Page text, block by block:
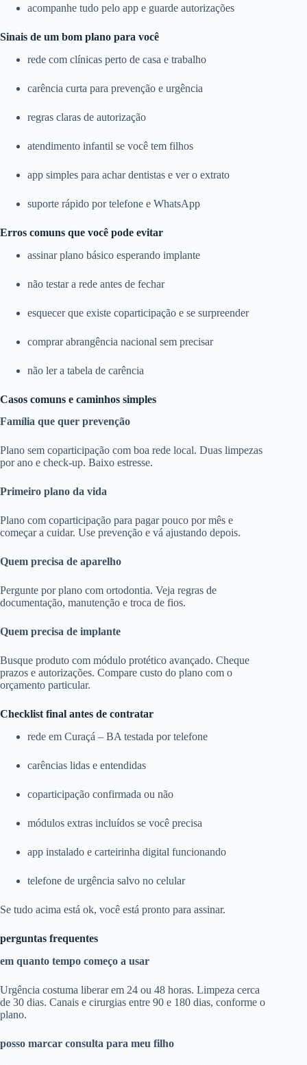
acompanhe tudo pelo app e guarde autorizações
Sinais de um bom plano para você
rede com clínicas perto de casa e trabalho
carência curta para prevenção e urgência
regras claras de autorização
atendimento infantil se você tem filhos
app simples para achar dentistas e ver o extrato
suporte rápido por telefone e WhatsApp
Erros comuns que você pode evitar
assinar plano básico esperando implante
não testar a rede antes de fechar
esquecer que existe coparticipação e se surpreender
comprar abrangência nacional sem precisar
não ler a tabela de carência
Casos comuns e caminhos simples
Família que quer prevenção
Plano sem coparticipação com boa rede local. Duas limpezas
por ano e check-up. Baixo estresse.
Primeiro plano da vida
Plano com coparticipação para pagar pouco por mês e
começar a cuidar. Use prevenção e vá ajustando depois.
Quem precisa de aparelho
Pergunte por plano com ortodontia. Veja regras de
documentação, manutenção e troca de fios.
Quem precisa de implante
Busque produto com módulo protético avançado. Cheque
prazos e autorizações. Compare custo do plano com o
orçamento particular.
Checklist final antes de contratar
rede em Curaçá – BA testada por telefone
carências lidas e entendidas
coparticipação confirmada ou não
módulos extras incluídos se você precisa
app instalado e carteirinha digital funcionando
telefone de urgência salvo no celular
Se tudo acima está ok, você está pronto para assinar.
perguntas frequentes
em quanto tempo começo a usar
Urgência costuma liberar em 24 ou 48 horas. Limpeza cerca
de 30 dias. Canais e cirurgias entre 90 e 180 dias, conforme o
plano.
posso marcar consulta para meu filho